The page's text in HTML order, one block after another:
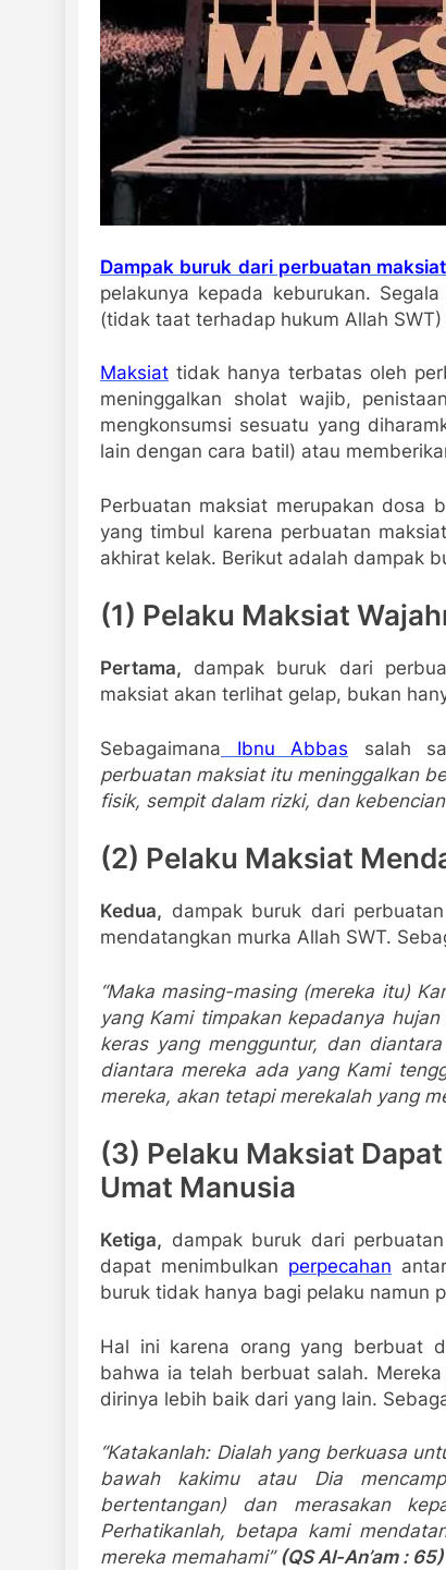
Dampak buruk dari perbuatan maksiat
pelakunya kepada keburukan.
(tidak taat terhadap hukum Allah
Maksiat tidak hanya terbatas oleh
meninggalkan sholat wajib, penistaan
mengkonsumsi sesuatu yang
lain dengan cara batil) atau
Perbuatan maksiat merupakan dosa
yang timbul karena perbuatan
akhirat kelak. Berikut adalah dampak
(1) Pelaku Maksiat
Pertama, dampak buruk dari
maksiat akan terlihat gelap, bukan
Sebagaimana Ibnu Abbas salah
perbuatan maksiat itu meninggalkan
fisik, sempit dalam rizki, dan
(2) Pelaku Maksiat
Kedua, dampak buruk dari
mendatangkan murka Allah SWT.
“Maka masing-masing (mereka itu)
yang Kami timpakan kepadanya
keras yang mengguntur, dan
diantara mereka ada yang Kami
mereka, akan tetapi merekalah yang
(3) Pelaku Maksiat
Umat Manusia
Ketiga, dampak buruk dari
dapat menimbulkan perpecahan
buruk tidak hanya bagi pelaku namun
Hal ini karena orang yang berbuat
bahwa ia telah berbuat salah.
dirinya lebih baik dari yang lain.
“Katakanlah: Dialah yang berkuasa
bawah kakimu atau Dia
bertentangan)
dan merasakan
Perhatikanlah, betapa kami
mereka memahami” (QS Al-An’am : 65)